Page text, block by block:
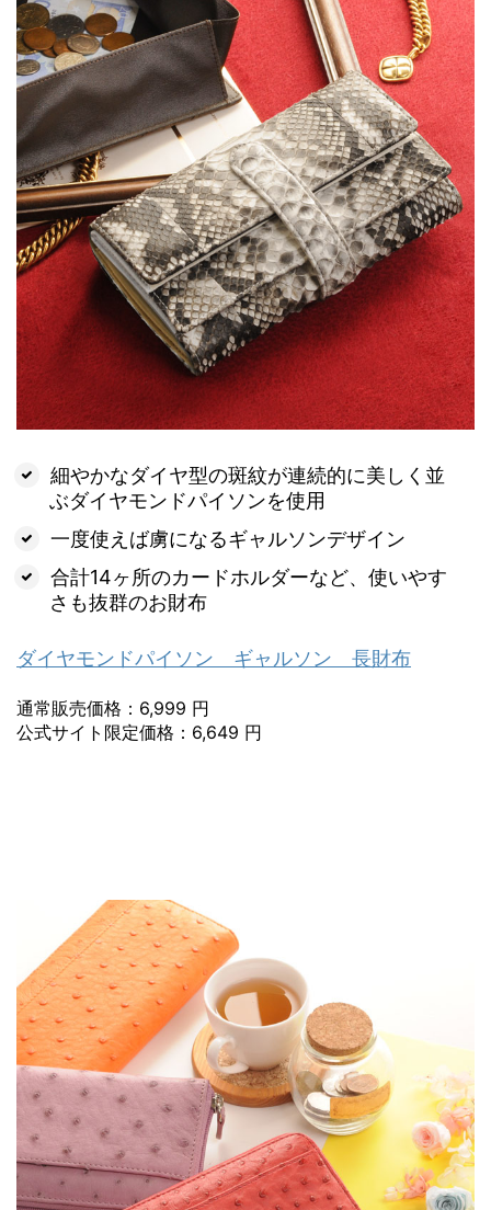
細やかなダイヤ型の斑紋が連続的に美しく並
ぶダイヤモンドパイソンを使用
一度使えば虜になるギャルソンデザイン
合計14ヶ所のカードホルダーなど、使いやす
さも抜群のお財布
ダイヤモンドパイソン ギャルソン 長財布
通常販売価格：6,999 円
公式サイト限定価格：6,649 円